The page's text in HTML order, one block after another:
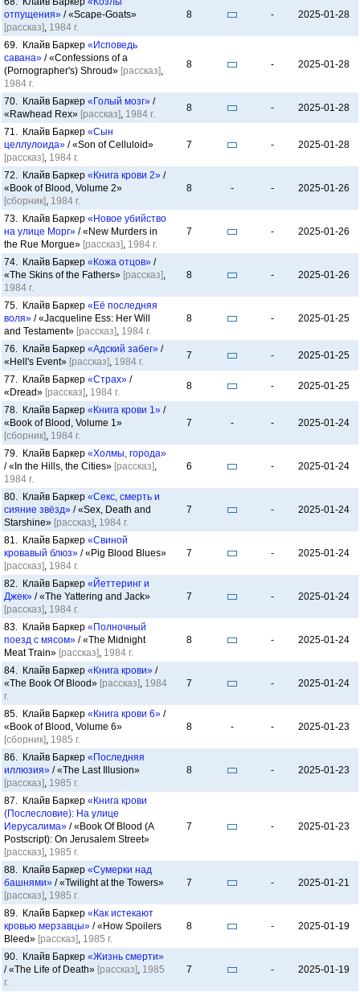
отпущения» / «Scape-Goats»
[рассказ], 1984 г.
8 - 2025-01-28
69. Клайв Баркер «Исповедь
савана» / «Confessions of a
(Pornographer's) Shroud» [рассказ],
1984 г.
8 - 2025-01-28
70. Клайв Баркер «Голый мозг» /
«Rawhead Rex» [рассказ], 1984 г.
8 - 2025-01-28
71. Клайв Баркер «Сын
целлулоида» / «Son of Celluloid»
[рассказ], 1984 г.
7 - 2025-01-28
72. Клайв Баркер «Книга крови 2» /
«Book of Blood, Volume 2»
[сборник], 1984 г.
8 - - 2025-01-26
73. Клайв Баркер «Новое убийство
на улице Морг» / «New Murders in
the Rue Morgue» [рассказ], 1984 г.
7 - 2025-01-26
74. Клайв Баркер «Кожа отцов» /
«The Skins of the Fathers» [рассказ],
1984 г.
8 - 2025-01-26
75. Клайв Баркер «Её последняя
воля» / «Jacqueline Ess: Her Will
and Testament» [рассказ], 1984 г.
8 - 2025-01-25
76. Клайв Баркер «Адский забег» /
«Hell's Event» [рассказ], 1984 г.
7 - 2025-01-25
77. Клайв Баркер «Страх» /
«Dread» [рассказ], 1984 г.
8 - 2025-01-25
78. Клайв Баркер «Книга крови 1» /
«Book of Blood, Volume 1»
[сборник], 1984 г.
7 - - 2025-01-24
79. Клайв Баркер «Холмы, города»
/ «In the Hills, the Cities» [рассказ],
1984 г.
6 - 2025-01-24
80. Клайв Баркер «Секс, смерть и
сияние звёзд» / «Sex, Death and
Starshine» [рассказ], 1984 г.
7 - 2025-01-24
81. Клайв Баркер «Свиной
кровавый блюз» / «Pig Blood Blues»
[рассказ], 1984 г.
7 - 2025-01-24
82. Клайв Баркер «Йеттеринг и
Джек» / «The Yattering and Jack»
[рассказ], 1984 г.
7 - 2025-01-24
83. Клайв Баркер «Полночный
поезд с мясом» / «The Midnight
Meat Train» [рассказ], 1984 г.
8 - 2025-01-24
84. Клайв Баркер «Книга крови» /
«The Book Of Blood» [рассказ], 1984
г.
7 - 2025-01-24
85. Клайв Баркер «Книга крови 6» /
«Book of Blood, Volume 6»
[сборник], 1985 г.
8 - - 2025-01-23
86. Клайв Баркер «Последняя
иллюзия» / «The Last Illusion»
[рассказ], 1985 г.
8 - 2025-01-23
87. Клайв Баркер «Книга крови
(Послесловие): На улице
Иерусалима» / «Book Of Blood (A
Postscript): On Jerusalem Street»
[рассказ], 1985 г.
7 - 2025-01-23
88. Клайв Баркер «Сумерки над
башнями» / «Twilight at the Towers»
[рассказ], 1985 г.
7 - 2025-01-21
89. Клайв Баркер «Как истекают
кровью мерзавцы» / «How Spoilers
Bleed» [рассказ], 1985 г.
8 - 2025-01-19
90. Клайв Баркер «Жизнь смерти»
/ «The Life of Death» [рассказ], 1985
г.
7 - 2025-01-19